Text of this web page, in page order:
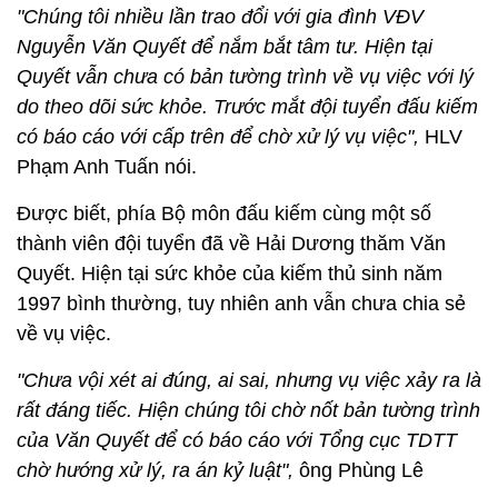
"Chúng tôi nhiều lần trao đổi với gia đình VĐV
Nguyễn Văn Quyết để nắm bắt tâm tư. Hiện tại
Quyết vẫn chưa có bản tường trình về vụ việc với lý
do theo dõi sức khỏe. Trước mắt đội tuyển đấu kiếm
có báo cáo với cấp trên để chờ xử lý vụ việc", HLV
Phạm Anh Tuấn nói.
Được biết, phía Bộ môn đấu kiếm cùng một số
thành viên đội tuyển đã về Hải Dương thăm Văn
Quyết. Hiện tại sức khỏe của kiếm thủ sinh năm
1997 bình thường, tuy nhiên anh vẫn chưa chia sẻ
về vụ việc.
"Chưa vội xét ai đúng, ai sai, nhưng vụ việc xảy ra là
rất đáng tiếc. Hiện chúng tôi chờ nốt bản tường trình
của Văn Quyết để có báo cáo với Tổng cục TDTT
chờ hướng xử lý, ra án kỷ luật", ông Phùng Lê